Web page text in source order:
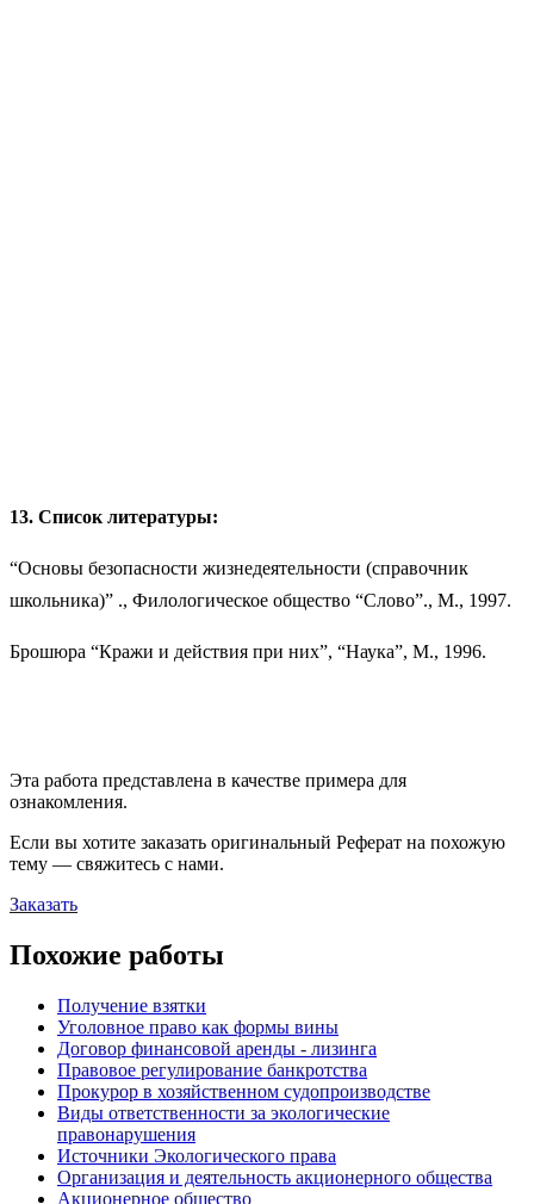
13. Список литературы:
“Основы безопасности жизнедеятельности (справочник
школьника)” ., Филологическое общество “Слово”., М., 1997.
Брошюра “Кражи и действия при них”, “Наука”, М., 1996.
Эта работа представлена в качестве примера для
ознакомления.
Если вы хотите заказать оригинальный Реферат на похожую
тему — свяжитесь с нами.
Заказать
Похожие работы
Получение взятки
Уголовное право как формы вины
Договор финансовой аренды - лизинга
Правовое регулирование банкротства
Прокурор в хозяйственном судопроизводстве
Виды ответственности за экологические
правонарушения
Источники Экологического права
Организация и деятельность акционерного общества
Акционерное общество